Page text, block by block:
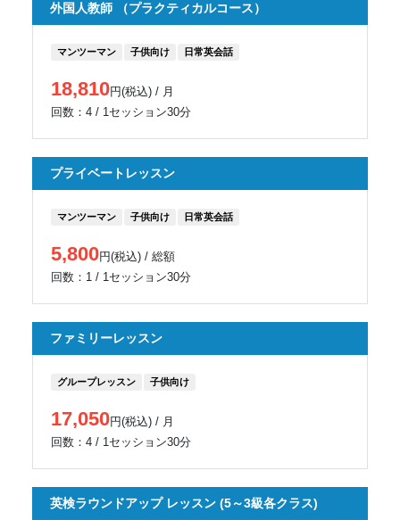
外国人教師 （プラクティカルコース）
マンツーマン 子供向け 日常英会話
18,810円(税込) / 月
回数：4 / 1セッション30分
プライベートレッスン
マンツーマン 子供向け 日常英会話
5,800円(税込) / 総額
回数：1 / 1セッション30分
ファミリーレッスン
グループレッスン 子供向け
17,050円(税込) / 月
回数：4 / 1セッション30分
英検ラウンドアップ レッスン (5～3級各クラス)